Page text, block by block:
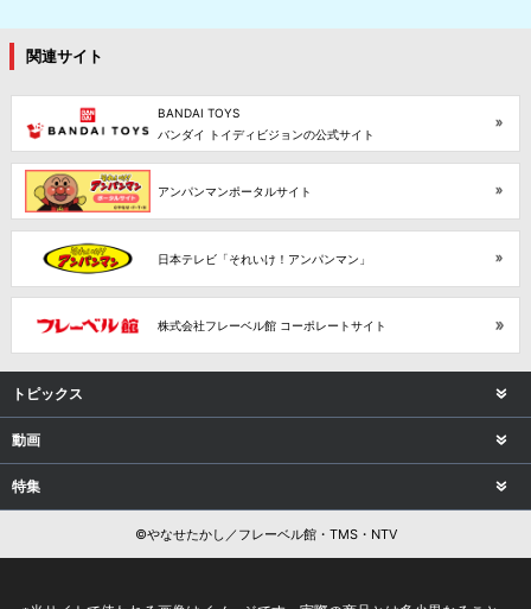
関連サイト
BANDAI TOYS
バンダイ トイディビジョンの公式サイト
アンパンマンポータルサイト
日本テレビ「それいけ！アンパンマン」
株式会社フレーベル館 コーポレートサイト
トピックス
動画
特集
©やなせたかし／フレーベル館・TMS・NTV